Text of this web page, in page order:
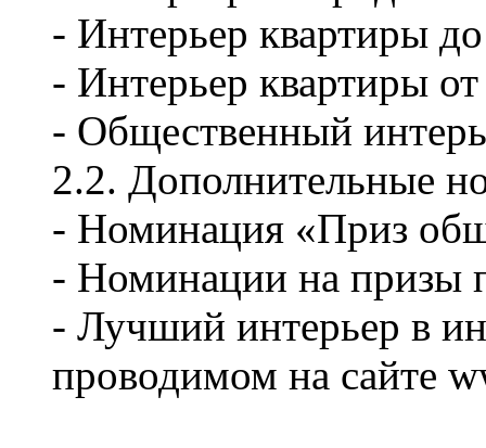
- Интерьер квартиры
- Интерьер квартиры
- Общественный
2.2. Дополнительные
- Номинация «Приз
- Номинации на призы
- Лучший интерьер в
проводимом на сайте